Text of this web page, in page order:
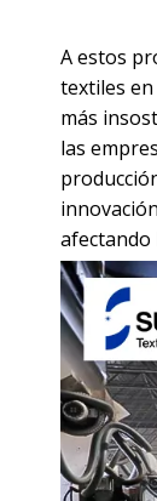
A estos
textiles en
más
las
afectando